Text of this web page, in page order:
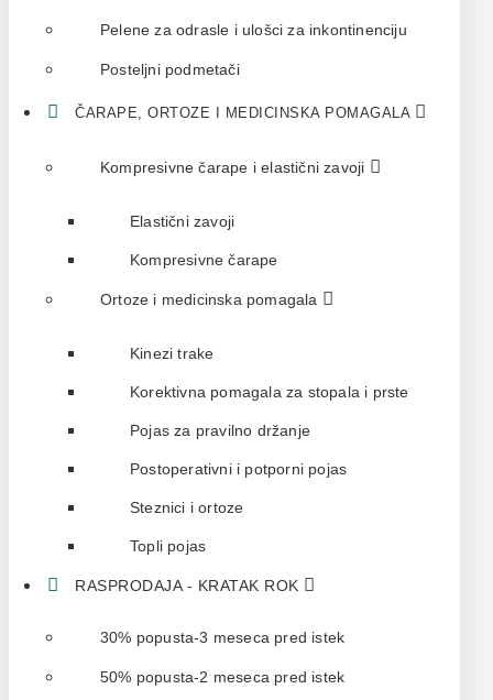
Pelene za odrasle i ulošci za inkontinenciju
Posteljni podmetači
ČARAPE, ORTOZE I MEDICINSKA POMAGALA
Kompresivne čarape i elastični zavoji
Elastični zavoji
Kompresivne čarape
Ortoze i medicinska pomagala
Kinezi trake
Korektivna pomagala za stopala i prste
Pojas za pravilno držanje
Postoperativni i potporni pojas
Steznici i ortoze
Topli pojas
RASPRODAJA - KRATAK ROK
30% popusta-3 meseca pred istek
50% popusta-2 meseca pred istek